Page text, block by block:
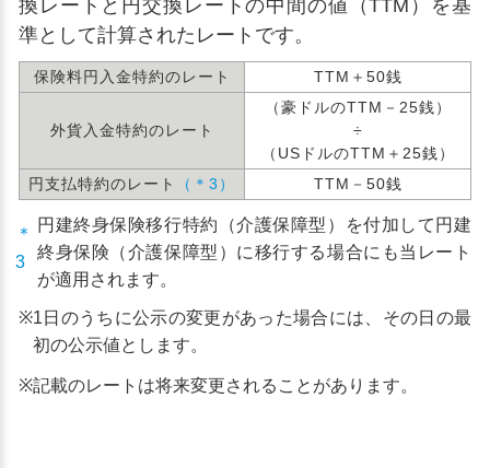
換レートと円交換レートの中間の値（TTM）を基
準として計算されたレートです。
保険料円入金特約のレート TTM＋50銭
外貨入金特約のレート
（豪ドルのTTM－25銭）
÷
（USドルのTTM＋25銭）
円支払特約のレート
（＊3） TTM－50銭
＊
3
円建終身保険移行特約（介護保障型）を付加して円建
終身保険（介護保障型）に移行する場合にも当レート
が適用されます。
※1日のうちに公示の変更があった場合には、その日の最
初の公示値とします。
※記載のレートは将来変更されることがあります。